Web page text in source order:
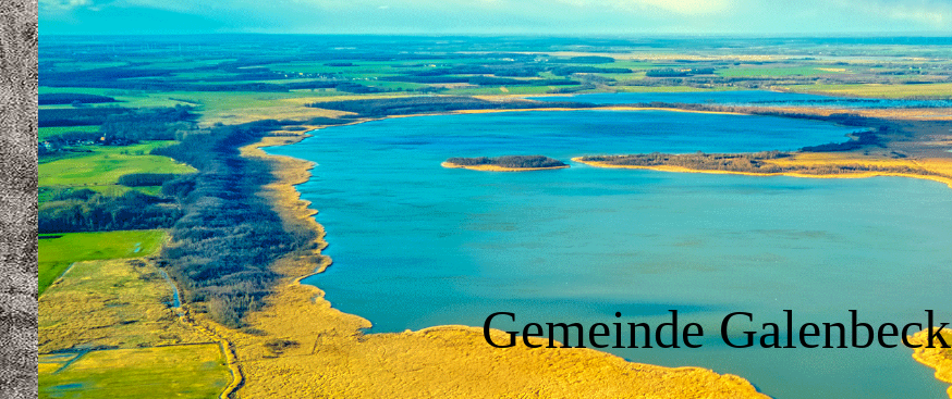
Gemeinde Galenbeck